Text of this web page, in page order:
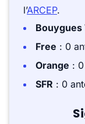
l’ARCEP.
Bouygues
Free : 0
Orange :
SFR : 0